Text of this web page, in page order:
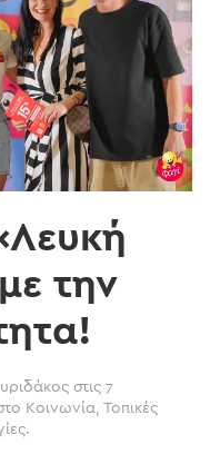
την
στις 7
Κοινωνία, Τοπικές
.